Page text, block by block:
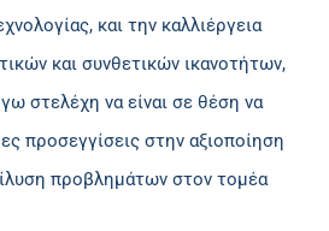
και την καλλιέργεια
και συνθετικών ικανοτήτων,
στελέχη να είναι σε θέση να
προσεγγίσεις στην αξιοποίηση
προβλημάτων στον τομέα